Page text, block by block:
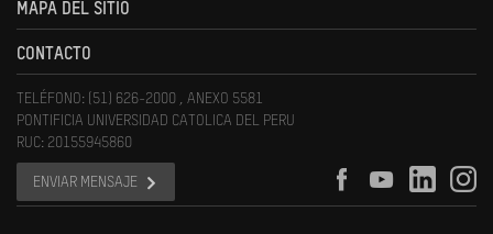
MAPA DEL SITIO
CONTACTO
TELÉFONO: (51) 626-2000 , ANEXO 5581
PONTIFICIA UNIVERSIDAD CATOLICA DEL PERU
RUC: 20155945860
ENVIAR MENSAJE